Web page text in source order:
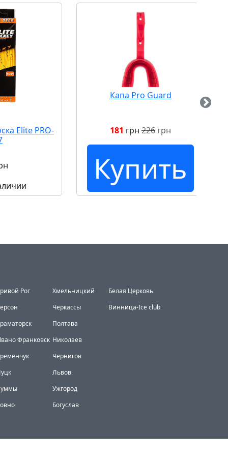
Elite PRO-
Капа Pro Guard
181 грн 226 грн
Купить
Рог
Франковск
Хмельницкий
Черкассы
Полтава
Николаев
Чернигов
Львов
Ужгород
Богуслав
Белая Церковь
Винница-Ice club